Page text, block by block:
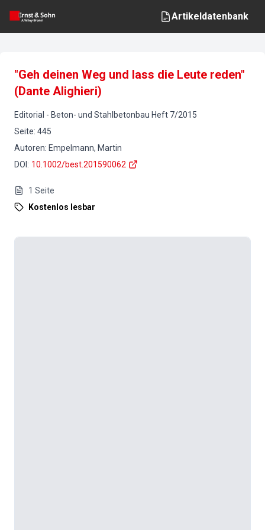
Artikeldatenbank
"Geh deinen Weg und lass die Leute reden"
(Dante Alighieri)
Editorial - Beton- und Stahlbetonbau Heft 7/2015
Seite: 445
Autoren: Empelmann, Martin
DOI : 10.1002/best.201590062
1 Seite
Kostenlos lesbar